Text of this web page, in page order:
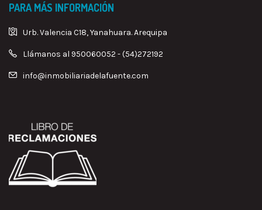
PARA MÁS INFORMACIÓN
Urb. Valencia C18, Yanahuara. Arequipa
Llámanos al 950060052 - (54)272192
info@inmobiliariadelafuente.com